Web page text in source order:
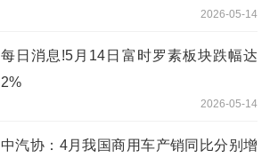
2026-05-14
每日消息!5月14日富时罗素板块跌幅达
2%
2026-05-14
中汽协：4月我国商用车产销同比分别增